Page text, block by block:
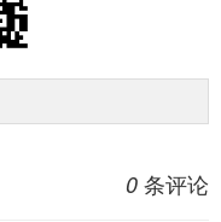
0 条评论